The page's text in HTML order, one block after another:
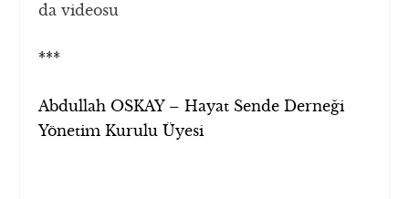
da videosu
***
Abdullah OSKAY – Hayat Sende Derneği
Yönetim Kurulu Üyesi